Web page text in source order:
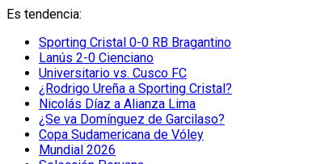
Es tendencia:
Sporting Cristal 0-0 RB Bragantino
Lanús 2-0 Cienciano
Universitario vs. Cusco FC
¿Rodrigo Ureña a Sporting Cristal?
Nicolás Díaz a Alianza Lima
¿Se va Domínguez de Garcilaso?
Copa Sudamericana de Vóley
Mundial 2026